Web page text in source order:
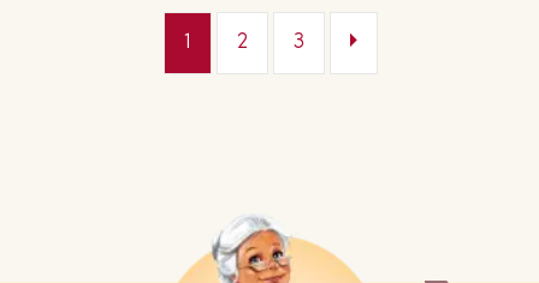
1 2 3